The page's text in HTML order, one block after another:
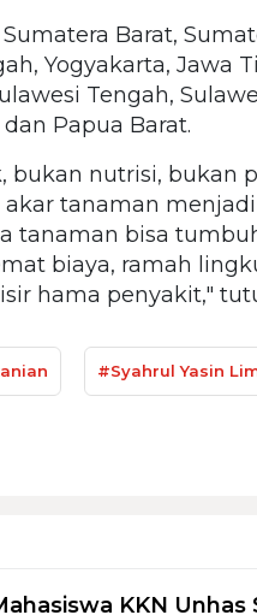
Barat,
Yogyakarta, Jawa
Tengah,
Papua Barat.
bukan nutrisi, bukan
tanaman
tanaman bisa
biaya, ramah
hama penyakit,"
#Syahrul Yasin
KKN